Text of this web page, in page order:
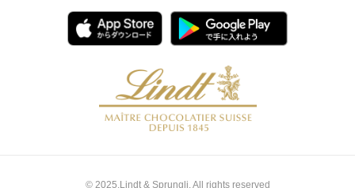
© 2025,Lindt & Sprungli. All rights reserved